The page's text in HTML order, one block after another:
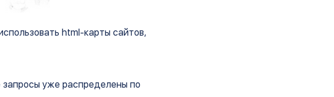
html-карты сайтов,
запросы уже распределены по